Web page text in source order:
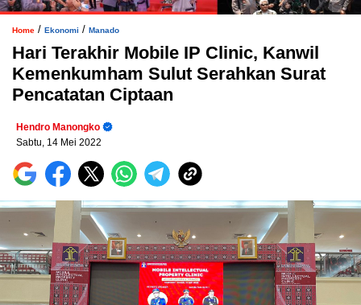
Home / Ekonomi / Manado
Hari Terakhir Mobile IP Clinic, Kanwil
Kemenkumham Sulut Serahkan Surat
Pencatatan Ciptaan
Hendro Manongko
Sabtu, 14 Mei 2022